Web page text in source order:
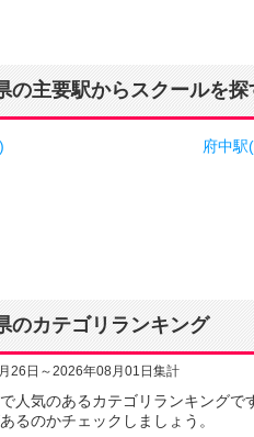
の主要駅からスクールを探
府中駅
のカテゴリランキング
26日～2026年08月01日集計
人気のあるカテゴリランキングで
るのかチェックしましょう。